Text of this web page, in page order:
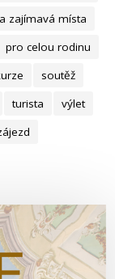
zajímavá místa
pro celou rodinu
soutěž
turista
výlet